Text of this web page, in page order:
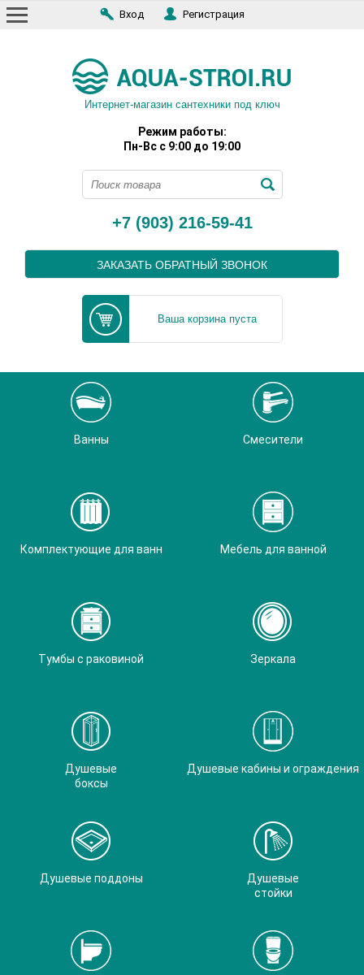
Вход Регистрация
Интернет-магазин сантехники под ключ
Режим работы:
Пн-Вс с 9:00 до 19:00
+7 (903) 216-59-41
ЗАКАЗАТЬ ОБРАТНЫЙ ЗВОНОК
Ваша корзина пуста
Ванны Смесители
Комплектующие для ванн Мебель для ванной
Тумбы с раковиной Зеркала
Душевые
боксы
Душевые кабины и ограждения
Душевые поддоны
Душевые
стойки